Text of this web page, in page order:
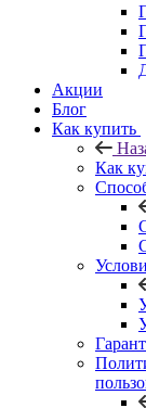
Акции
Блог
Как купить
Как